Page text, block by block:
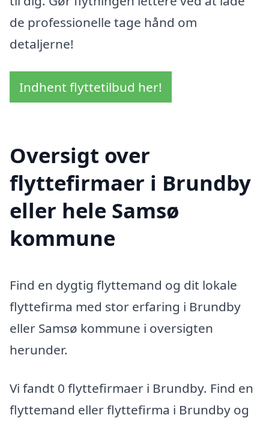
de professionelle tage hånd om
detaljerne!
Indhent flyttetilbud her!
Oversigt over
flyttefirmaer i Brundby
eller hele Samsø
kommune
Find en dygtig flyttemand og dit lokale
flyttefirma med stor erfaring i Brundby
eller Samsø kommune i oversigten
herunder.
Vi fandt 0 flyttefirmaer i Brundby. Find en
flyttemand eller flyttefirma i Brundby og